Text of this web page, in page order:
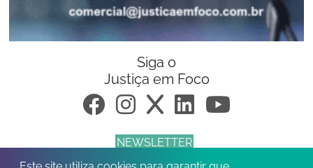
Siga o
Justiça em Foco
NEWSLETTER